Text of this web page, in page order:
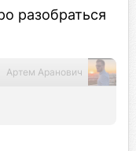
разобраться
Артем Аранович